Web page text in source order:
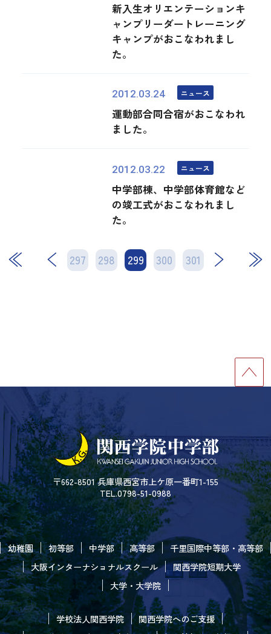
新入生オリエンテーションキ
ャンプリーダートレーニング
キャンプがおこなわれまし
た。
2012.03.24 ニュース
運動部合同合宿がおこなわれ
ました。
2012.03.22 ニュース
中学部棟、中学部体育館など
の竣工式がおこなわれまし
た。
297 298 299 300 301
次 最後
〒662-8501 兵庫県西宮市上ケ原一番町1-155
TEL.0798-51-0988
幼稚園 初等部 中学部 高等部
千里国際中等部・高等部
大阪インターナショナルスクール
関西学院短期大学
大学・大学院
学校法人関西学院
関西学院へのご支援